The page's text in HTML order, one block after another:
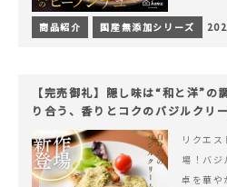
商品紹介 国産無添加シリーズ
【完売御礼】隠し味は“和と洋”の
り合う、香りとコクのバジルクリ
リクエ
場！バジ
卓を華や